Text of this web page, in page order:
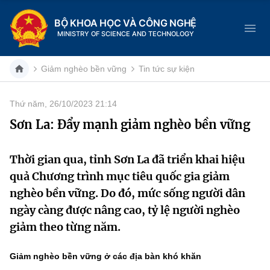
BỘ KHOA HỌC VÀ CÔNG NGHỆ
MINISTRY OF SCIENCE AND TECHNOLOGY
Danh mục
Giới thiệu
Chức năng nhiệm vụ
Cơ cấu tổ chức
Lịch sử phát triển
Tin tức sự kiện
Khoa học và Công nghệ
Đổi mới sáng tạo
Dịch vụ công
Hệ thống văn bản
Giảm nghèo bền vững Tin tức sự kiện
Thứ năm, 26/10/2023 21:14
Sơn La: Đẩy mạnh giảm nghèo bền vững
Thời gian qua, tỉnh Sơn La đã triển khai hiệu
quả Chương trình mục tiêu quốc gia giảm
nghèo bền vững. Do đó, mức sống người dân
ngày càng được nâng cao, tỷ lệ người nghèo
giảm theo từng năm.
Giảm nghèo bền vững ở các địa bàn khó khăn